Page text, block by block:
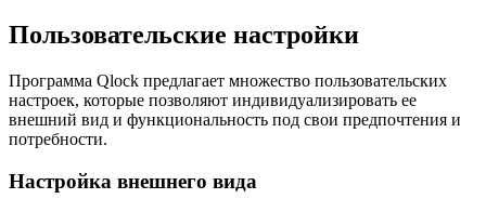
Пользовательские настройки
Программа Qlock предлагает множество пользовательских
настроек, которые позволяют индивидуализировать ее
внешний вид и функциональность под свои предпочтения и
потребности.
Настройка внешнего вида